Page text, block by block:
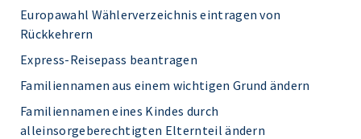
Europawahl Wählerverzeichnis eintragen von
Rückkehrern
Express-Reisepass beantragen
Familiennamen aus einem wichtigen Grund ändern
Familiennamen eines Kindes durch
alleinsorgeberechtigten Elternteil ändern